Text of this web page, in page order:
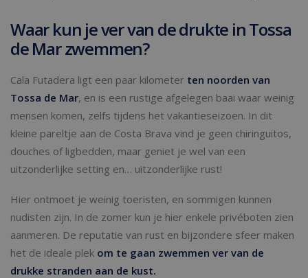
Waar kun je ver van de drukte in Tossa
de Mar zwemmen?
Cala Futadera ligt een paar kilometer ten noorden van
Tossa de Mar, en is een rustige afgelegen baai waar weinig
mensen komen, zelfs tijdens het vakantieseizoen. In dit
kleine pareltje aan de Costa Brava vind je geen chiringuitos,
douches of ligbedden, maar geniet je wel van een
uitzonderlijke setting en… uitzonderlijke rust!
Hier ontmoet je weinig toeristen, en sommigen kunnen
nudisten zijn. In de zomer kun je hier enkele privéboten zien
aanmeren. De reputatie van rust en bijzondere sfeer maken
het de ideale plek om te gaan zwemmen ver van de
drukke stranden aan de kust.